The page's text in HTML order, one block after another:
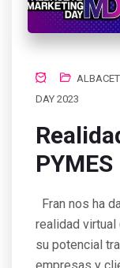
DAY 2023
PYMES
Fran nos ha
realidad virtual
su potencial